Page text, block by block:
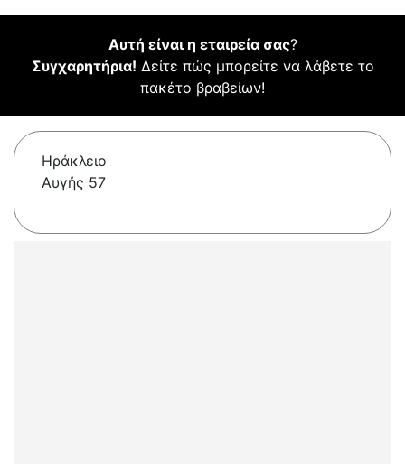
Αυτή είναι η εταιρεία σας?
Συγχαρητήρια! Δείτε πώς μπορείτε να λάβετε το
πακέτο βραβείων!
Ηράκλειο
Αυγής 57